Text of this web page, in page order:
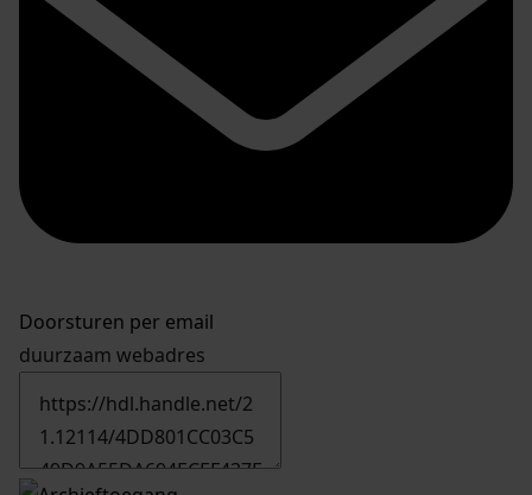
Doorsturen per email
duurzaam webadres